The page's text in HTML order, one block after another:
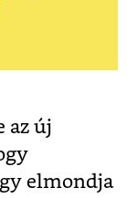
az új
elmondja